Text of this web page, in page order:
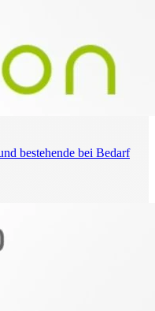
bestehende bei Bedarf